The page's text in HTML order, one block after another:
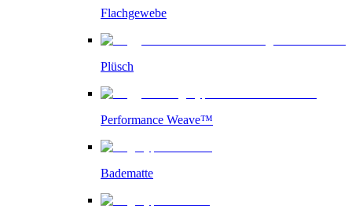
Flachgewebe
Plüsch
Performance Weave™
Badematte